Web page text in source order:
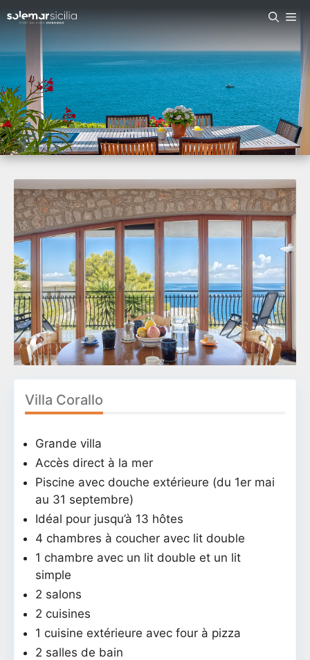
Villa Corallo
Grande villa
Accès direct à la mer
Piscine avec douche extérieure (du 1er mai
au 31 septembre)
Idéal pour jusqu’à 13 hôtes
4 chambres à coucher avec lit double
1 chambre avec un lit double et un lit
simple
2 salons
2 cuisines
1 cuisine extérieure avec four à pizza
2 salles de bain